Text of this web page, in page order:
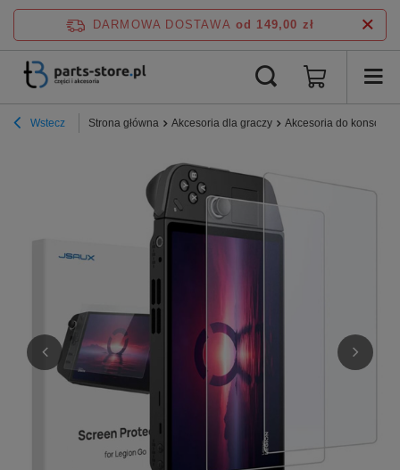
DARMOWA DOSTAWA od 149,00 zł
Wstecz Strona główna Akcesoria dla graczy Akcesoria do konsoli